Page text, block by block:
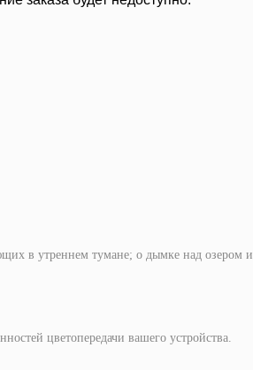
в утреннем тумане; о дымке над озером и
цветопередачи вашего устройства.